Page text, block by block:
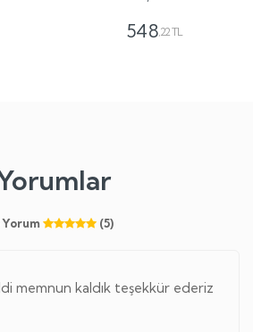
548,22 TL
Yorum (5)
memnun kaldık teşekkür ederiz